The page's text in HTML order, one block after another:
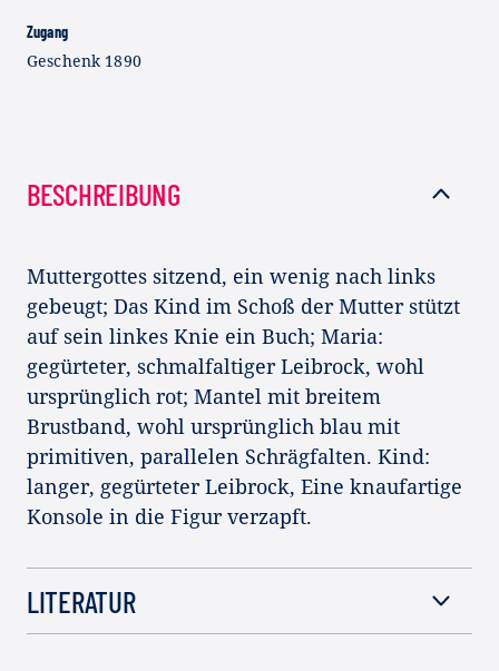
Zugang
Geschenk 1890
BESCHREIBUNG
Muttergottes sitzend, ein wenig nach links
gebeugt; Das Kind im Schoß der Mutter stützt
auf sein linkes Knie ein Buch; Maria:
gegürteter, schmalfaltiger Leibrock, wohl
ursprünglich rot; Mantel mit breitem
Brustband, wohl ursprünglich blau mit
primitiven, parallelen Schrägfalten. Kind:
langer, gegürteter Leibrock, Eine knaufartige
Konsole in die Figur verzapft.
LITERATUR